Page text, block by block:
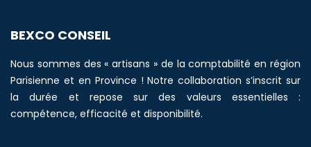
BEXCO CONSEIL
Nous sommes des « artisans » de la comptabilité en région
Parisienne et en Province ! Notre collaboration s’inscrit sur
la durée et repose sur des valeurs essentielles :
compétence, efficacité et disponibilité.